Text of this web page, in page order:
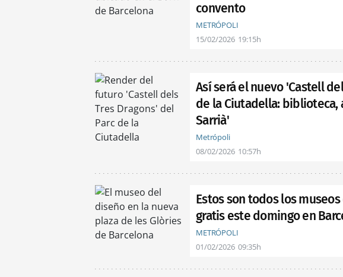
convento
METRÓPOLI
15/02/2026 19:15h
Así será el nuevo 'Castell
de la Ciutadella:
Sarrià'
Metrópoli
08/02/2026 10:57h
Estos son todos los
gratis este domingo en
METRÓPOLI
01/02/2026 09:35h